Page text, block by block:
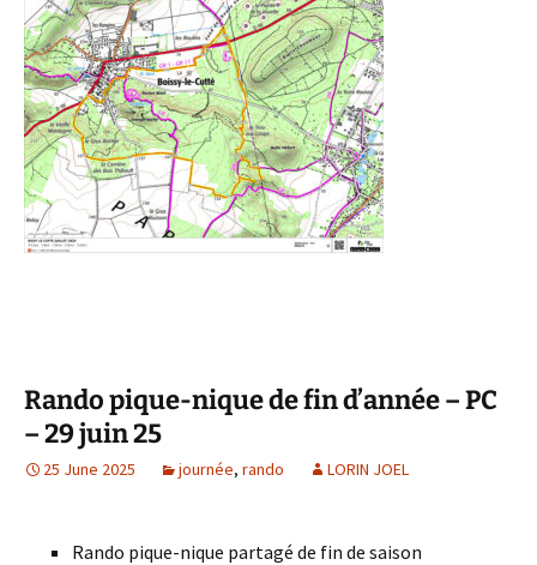
Rando pique-nique de fin d’année – PC
– 29 juin 25
25 June 2025 journée, rando LORIN JOEL
Rando pique-nique partagé de fin de saison